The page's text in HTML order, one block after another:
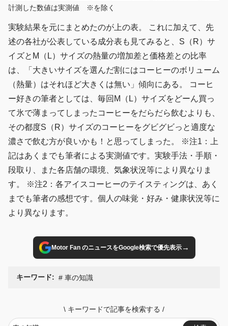
計測した数値は実測値 ※を除く
実験結果を元にまとめたのが上の表。 これに加えて、先
述の各社が公表している成分表も見てみると、S（R）サ
イズとM（L）サイズの熱量の増加差と価格差との比率
は、「大きいサイズを選んだ割にはコーヒーのボリューム
（熱量）はそれほど大きくは無い」傾向にある。 コーヒ
ー好きの筆者としては、毎回M（L）サイズをどーん買っ
て氷で薄まってしまったコーヒーをだらだら飲むよりも、
その都度S（R）サイズのコーヒーをグビグビっと適度な
濃さで飲む方が良いかも！と思ってしまった。 ※注1：上
記はあくまでも筆者による実測値です。実験手法・手順・
段取り、また各店舗の環境、気象状況等により異なりま
す。 ※注2：各アイスコーヒーのテイスティングは、あく
までも筆者の感想です。個人の味覚・好み・健康状況等に
より異なります。
Motor Fan のニュースをGoogle検索で優先表示→
キーワード: 車の知識
\ キーワードで記事を検索する /